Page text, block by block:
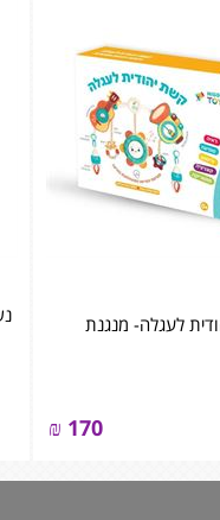
לעגלה- מנגנת
170
₪